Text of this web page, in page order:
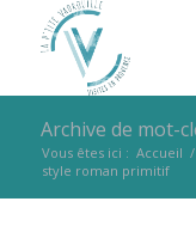
Archive de mot-
Vous êtes ici : Accueil /
style roman primitif